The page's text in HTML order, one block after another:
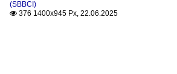
(SBBCI)
 376 1400x945 Px, 22.06.2025